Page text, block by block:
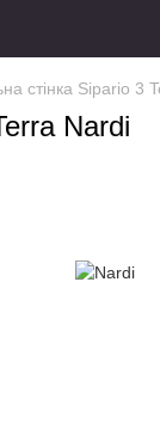
стінка Sipario 3
Nardi